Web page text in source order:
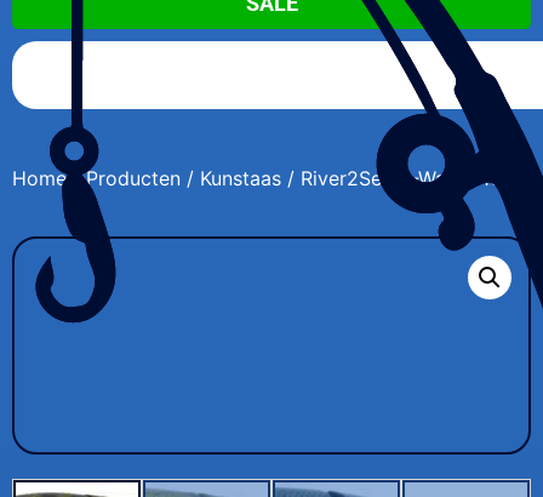
Home/Producten / Kunstaas / River2Sea S-Waver 168